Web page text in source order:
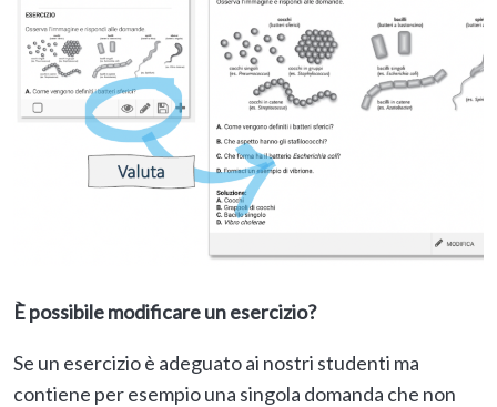
È possibile modificare un esercizio?
Se un esercizio è adeguato ai nostri studenti ma
contiene per esempio una singola domanda che non